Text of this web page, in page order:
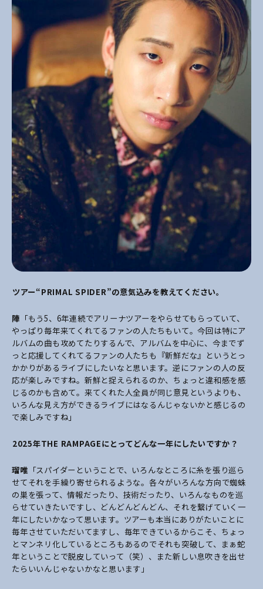
――ツアー“PRIMAL SPIDER”の意気込みを教えてください。
陣 「もう5、6年連続でアリーナツアーをやらせてもらっていて、
やっぱり毎年来てくれてるファンの人たちもいて。今回は特にア
ルバムの曲も攻めてたりするんで、アルバムを中心に、今までず
っと応援してくれてるファンの人たちも『新鮮だな』というとっ
かかりがあるライブにしたいなと思います。逆にファンの人の反
応が楽しみですね。新鮮と捉えられるのか、ちょっと違和感を感
じるのかも含めて。来てくれた人全員が同じ意見というよりも、
いろんな見え方ができるライブにはなるんじゃないかと感じるの
で楽しみですね」
――2025年THE RAMPAGEにとってどんな一年にしたいですか？
瑠唯 「スパイダーということで、いろんなところに糸を張り巡ら
せてそれを手繰り寄せられるような。各々がいろんな方向で蜘蛛
の巣を張って、情報だったり、技術だったり、いろんなものを巡
らせていきたいですし、どんどんどんどん、それを繋げていく一
年にしたいかなって思います。ツアーも本当にありがたいことに
毎年させていただいてますし、毎年できているからこそ、ちょっ
とマンネリ化しているところもあるのでそれも突破して、まぁ蛇
年ということで脱皮していって（笑）、また新しい息吹きを出せ
たらいいんじゃないかなと思います」